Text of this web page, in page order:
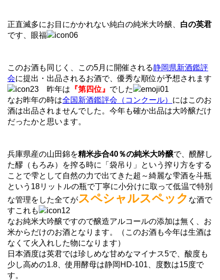
正直滅多にお目にかかれない純白の純米大吟醸、 白の英君
です、眼福
このお酒も同じく、この5月に開催される静岡県新酒鑑評
会に提出・出品されるお酒で、優秀な順位が予想されます
昨年は 『第四位』 でした
なお昨年の時は全国新酒鑑評会（コンクール） にはこのお
酒は出品されませんでした。今年も確か出品は大吟醸だけ
だったかと思います。
兵庫県産の山田錦を精米歩合40％の純米大吟醸で、醗酵し
た醪（もろみ）を搾る時に「袋吊り」という搾り方をする
ことで雫として自然の力で出てきた超～綺麗な雫酒を斗瓶
という18リットルの瓶で丁寧に小分けに取って低温で特別
な管理をした全てがスペシャルスペック な酒で
すこれも
なお純米大吟醸ですので醸造アルコールの添加は無く、お
米からだけのお酒となります。（このお酒も今年は生酒は
なくて火入れした物になります）
日本酒度は英君では珍しめな甘めなマイナス5で、酸度も
少し高めの1.8、使用酵母は静岡HD-101、度数は15度で
す。